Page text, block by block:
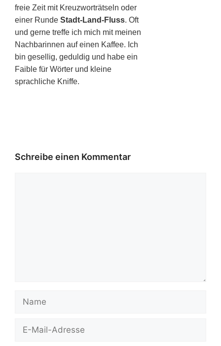
freie Zeit mit Kreuzworträtseln oder
einer Runde Stadt-Land-Fluss. Oft
und gerne treffe ich mich mit meinen
Nachbarinnen auf einen Kaffee. Ich
bin gesellig, geduldig und habe ein
Faible für Wörter und kleine
sprachliche Kniffe.
Schreibe einen Kommentar
Mail-